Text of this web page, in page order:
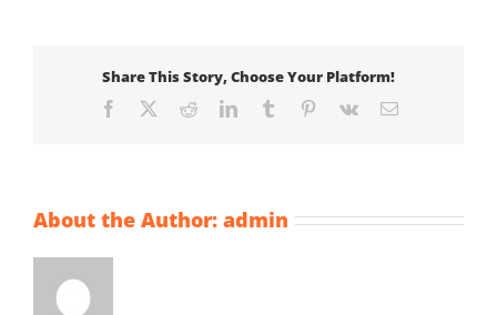
Share This Story, Choose Your Platform!
Facebook RedditLinkedInTumblr Pinterest
Vk Email
About the Author: admin